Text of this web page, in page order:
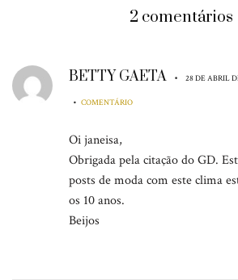
2 comentários
BETTY GAETA • 28 DE ABRIL
• COMENTÁRIO
Oi janeisa,
Obrigada pela citação do GD.
posts de moda com este clima
os 10 anos.
Beijos